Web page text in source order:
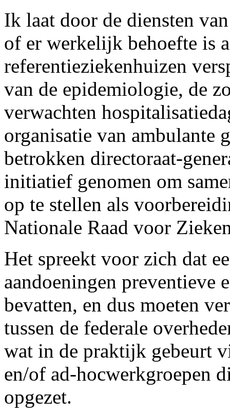
Ik laat door de diensten
of er werkelijk behoefte is
referentieziekenhuizen
van de epidemiologie, de
verwachten
organisatie van ambulante
betrokken directoraat-
initiatief genomen om
op te stellen als
Nationale Raad voor
Het spreekt voor zich dat
aandoeningen preventieve
bevatten, en dus moeten
tussen de federale
wat in de praktijk gebeurt
en/of ad-hocwerkgroepen
opgezet.